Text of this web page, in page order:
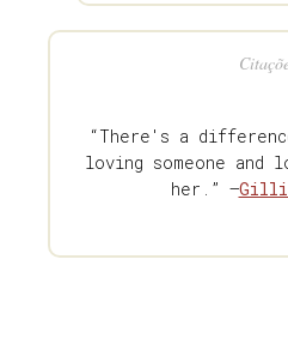
“There's a
loving someone and
her.” —